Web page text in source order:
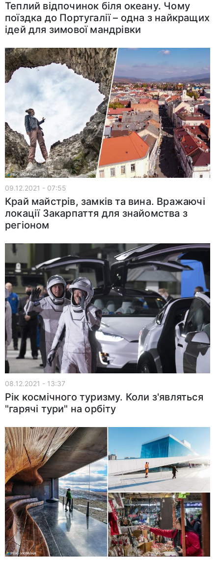
Теплий відпочинок біля океану. Чому
поїздка до Португалії – одна з найкращих
ідей для зимової мандрівки
09.12.2021 - 07:55
Край майстрів, замків та вина. Вражаючі
локації Закарпаття для знайомства з
регіоном
08.12.2021 - 13:37
Рік космічного туризму. Коли з'являться
"гарячі тури" на орбіту